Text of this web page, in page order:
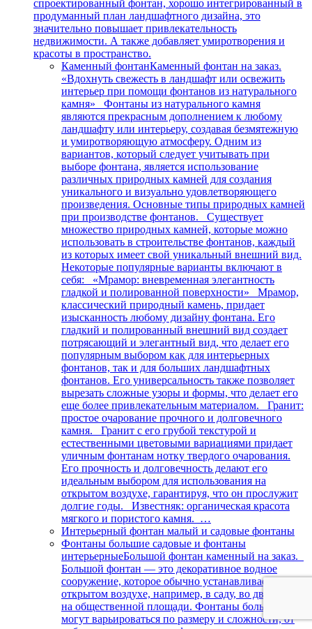
спроектированный фонтан, хорошо интегрированный в
продуманный план ландшафтного дизайна, это
значительно повышает привлекательность
недвижимости. А также добавляет умиротворения и
красоты в пространство.
Каменный фонтанКаменный фонтан на заказ.
«Вдохнуть свежесть в ландшафт или освежить
интерьер при помощи фонтанов из натурального
камня» Фонтаны из натурального камня
являются прекрасным дополнением к любому
ландшафту или интерьеру, создавая безмятежную
и умиротворяющую атмосферу. Одним из
вариантов, который следует учитывать при
выборе фонтана, является использование
различных природных камней для создания
уникального и визуально удовлетворяющего
произведения. Основные типы природных камней
при производстве фонтанов. Существует
множество природных камней, которые можно
использовать в строительстве фонтанов, каждый
из которых имеет свой уникальный внешний вид.
Некоторые популярные варианты включают в
себя: «Мрамор: вневременная элегантность
гладкой и полированной поверхности» Мрамор,
классический природный камень, придает
изысканность любому дизайну фонтана. Его
гладкий и полированный внешний вид создает
потрясающий и элегантный вид, что делает его
популярным выбором как для интерьерных
фонтанов, так и для больших ландшафтных
фонтанов. Его универсальность также позволяет
вырезать сложные узоры и формы, что делает его
еще более привлекательным материалом. Гранит:
простое очарование прочного и долговечного
камня. Гранит с его грубой текстурой и
естественными цветовыми вариациями придает
уличным фонтанам нотку твердого очарования.
Его прочность и долговечность делают его
идеальным выбором для использования на
открытом воздухе, гарантируя, что он прослужит
долгие годы. Известняк: органическая красота
мягкого и пористого камня. …
Интерьерный фонтан малый и садовые фонтаны
Фонтаны большие садовые и фонтаны
интерьерныеБольшой фонтан каменный на заказ.
Большой фонтан — это декоративное водное
сооружение, которое обычно устанавливается на
открытом воздухе, например, в саду, во дворе или
на общественной площади. Фонтаны большие
могут варьироваться по размеру и сложности, от